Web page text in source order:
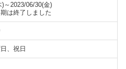
)～2023/06/30(金)
は終了しました
、祝日